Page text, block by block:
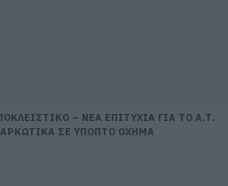
– ΝΕΑ ΕΠΙΤΥΧΙΑ ΓΙΑ ΤΟ Α.Τ.
ΣΕ ΥΠΟΠΤΟ ΟΧΗΜΑ